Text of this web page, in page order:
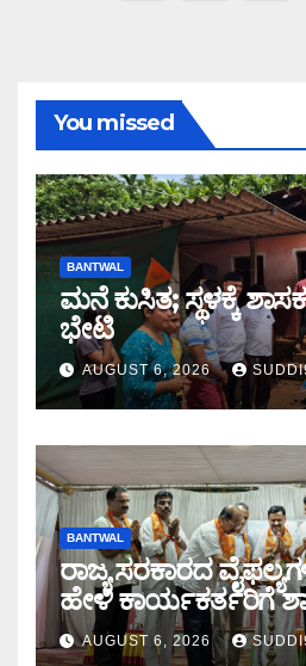
You missed
BANTWAL
ಮನೆ ಕುಸಿತ; ಸ್ಥಳಕ್ಕೆ‌
ಭೇಟಿ
AUGUST 6, 2026
BANTWAL
ರಾಜ್ಯ ಸರಕಾರದ
ಹೇಳಿ ಕಾರ್ಯಕರ್ತರಿಗೆ
AUGUST 6, 2026